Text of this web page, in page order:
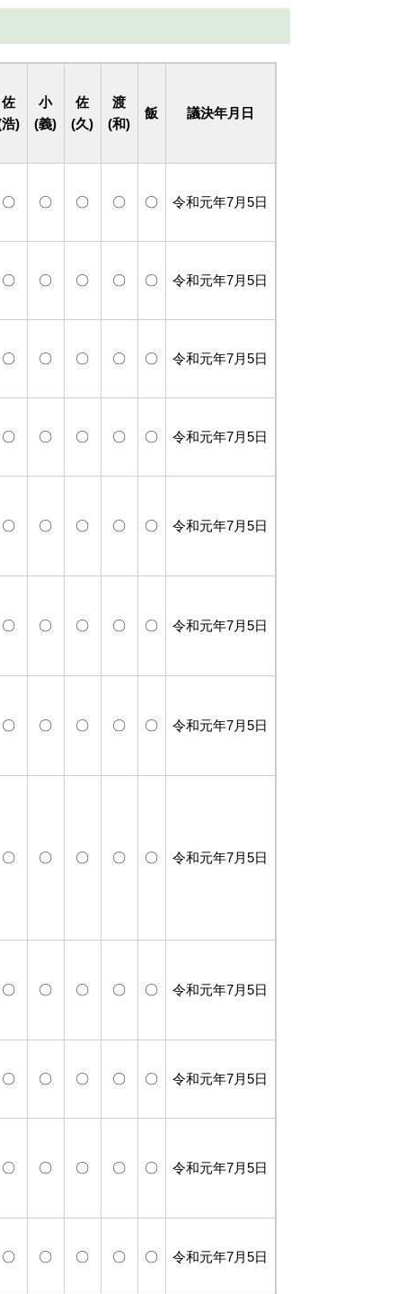
佐
)
小
(義)
佐
(久)
渡
(和)
飯 議決年月日
〇 〇 〇 〇 〇 令和元年7月5日
〇 〇 〇 〇 〇 令和元年7月5日
〇 〇 〇 〇 〇 令和元年7月5日
〇 〇 〇 〇 〇 令和元年7月5日
〇 〇 〇 〇 〇 令和元年7月5日
〇 〇 〇 〇 〇 令和元年7月5日
〇 〇 〇 〇 〇 令和元年7月5日
〇 〇 〇 〇 〇 令和元年7月5日
〇 〇 〇 〇 〇 令和元年7月5日
〇 〇 〇 〇 〇 令和元年7月5日
〇 〇 〇 〇 〇 令和元年7月5日
〇 〇 〇 〇 〇 令和元年7月5日